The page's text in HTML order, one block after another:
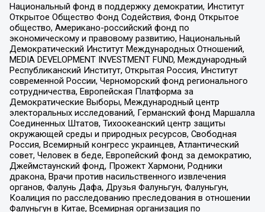
Национальный фонд в поддержку демократии, Институт
Открытое Общество Фонд Содействия, Фонд Открытое
общество, Американо-российский фонд по
экономическому и правовому развитию, Национальный
Демократический Институт Международных Отношений,
MEDIA DEVELOPMENT INVESTMENT FUND, Международный
Республиканский Институт, Открытая Россия, Институт
современной России, Черноморский фонд регионального
сотрудничества, Европейская Платформа за
Демократические Выборы, Международный центр
электоральных исследований, Германский фонд Маршалла
Соединенных Штатов, Тихоокеанский центр защиты
окружающей среды и природных ресурсов, Свободная
Россия, Всемирный конгресс украинцев, Атлантический
совет, Человек в беде, Европейский фонд за демократию,
Джеймстаунский фонд, Прожект Хармони, Родники
дракона, Врачи против насильственного извлечения
органов, Фалунь Дафа, Друзья Фалуньгун, Фалуньгун,
Коалиция по расследованию преследования в отношении
Фалуньгун в Китае, Всемирная организация по